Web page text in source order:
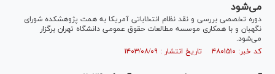
می‌شود
دوره تخصصی بررسی و نقد نظام انتخاباتی آمریکا به همت پژوهشکده شورای
نگهبان و با همکاری موسسه مطالعات حقوق عمومی دانشگاه تهران برگزار
می‌شود.
کد خبر: ۴۸۰۱۵۱۰ تاریخ انتشار : ۱۴۰۳/۰۸/۰۹